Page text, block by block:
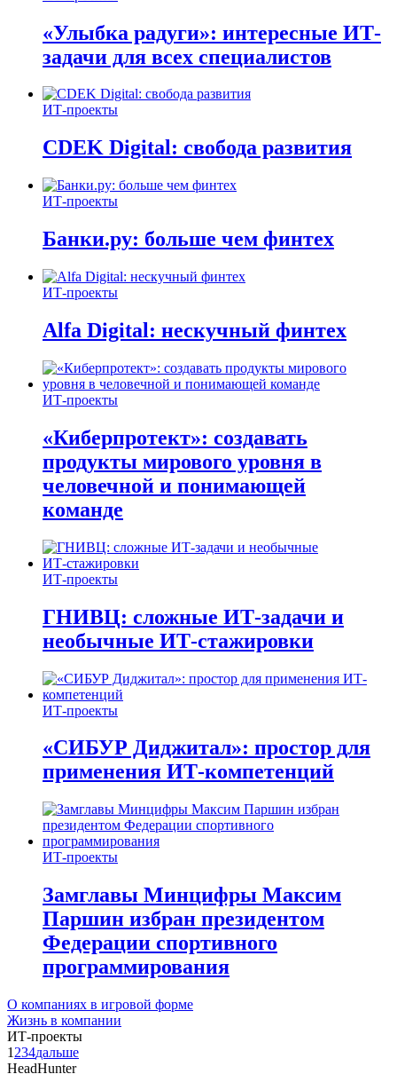
«Улыбка радуги»: интересные ИТ-
задачи для всех специалистов
ИТ-проекты
CDEK Digital: свобода развития
ИТ-проекты
Банки.ру: больше чем финтех
ИТ-проекты
Alfa Digital: нескучный финтех
ИТ-проекты
«Киберпротект»: создавать
продукты мирового уровня в
человечной и понимающей
команде
ИТ-проекты
ГНИВЦ: сложные ИТ‑задачи и
необычные ИТ‑стажировки
ИТ-проекты
«СИБУР Диджитал»: простор для
применения ИТ-компетенций
ИТ-проекты
Замглавы Минцифры Максим
Паршин избран президентом
Федерации спортивного
программирования
О компаниях в игровой форме
Жизнь в компании
ИТ-проекты
1 234дальше
HeadHunter